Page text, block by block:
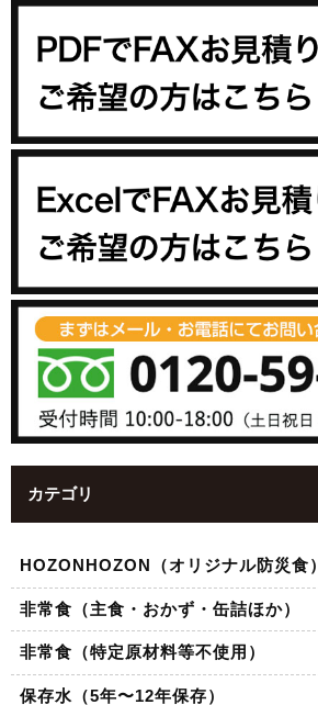
カテゴリ
HOZONHOZON（オリジナル防災食）
非常食（主食・おかず・缶詰ほか）
非常食（特定原材料等不使用）
保存水（5年〜12年保存）